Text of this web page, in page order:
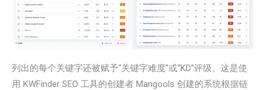
列出的每个关键字还被赋予“关键字难度”或“KD”评级。这是使
用 KWFinder SEO 工具的创建者 Mangools 创建的系统根据链